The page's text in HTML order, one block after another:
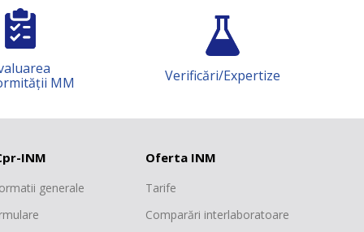
MM
Verificări/Expertize
INM
generale
Oferta INM
Tarife
Comparări interlaboratoare